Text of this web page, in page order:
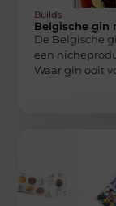
Builds
Belgische gin
De Belgische
een
Waar gin ooit